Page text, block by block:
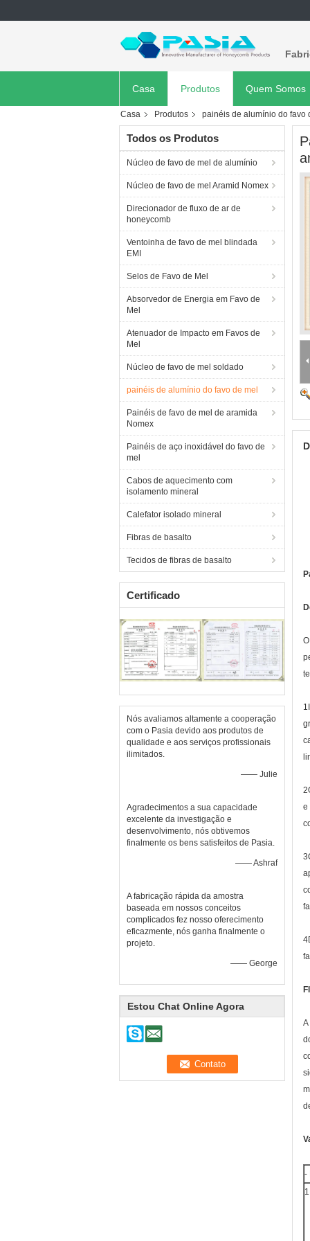
Casa Produtos Quem Somos
Casa Produtos painéis de alumínio do favo
Todos os Produtos
Núcleo de favo de mel de alumínio
Núcleo de favo de mel Aramid Nomex
Direcionador de fluxo de ar de
honeycomb
Ventoinha de favo de mel blindada
EMI
Selos de Favo de Mel
Absorvedor de Energia em Favo de
Mel
Atenuador de Impacto em Favos de
Mel
Núcleo de favo de mel soldado
painéis de alumínio do favo de mel
Painéis de favo de mel de aramida
Nomex
Painéis de aço inoxidável do favo de
mel
Cabos de aquecimento com
isolamento mineral
Calefator isolado mineral
Fibras de basalto
Tecidos de fibras de basalto
Certificado
Nós avaliamos altamente a cooperação
com o Pasia devido aos produtos de
qualidade e aos serviços profissionais
ilimitados.
—— Julie
Agradecimentos a sua capacidade
excelente da investigação e
desenvolvimento, nós obtivemos
finalmente os bens satisfeitos de Pasia.
—— Ashraf
A fabricação rápida da amostra
baseada em nossos conceitos
complicados fez nosso oferecimento
eficazmente, nós ganha finalmente o
projeto.
—— George
Estou Chat Online Agora
e
-
1